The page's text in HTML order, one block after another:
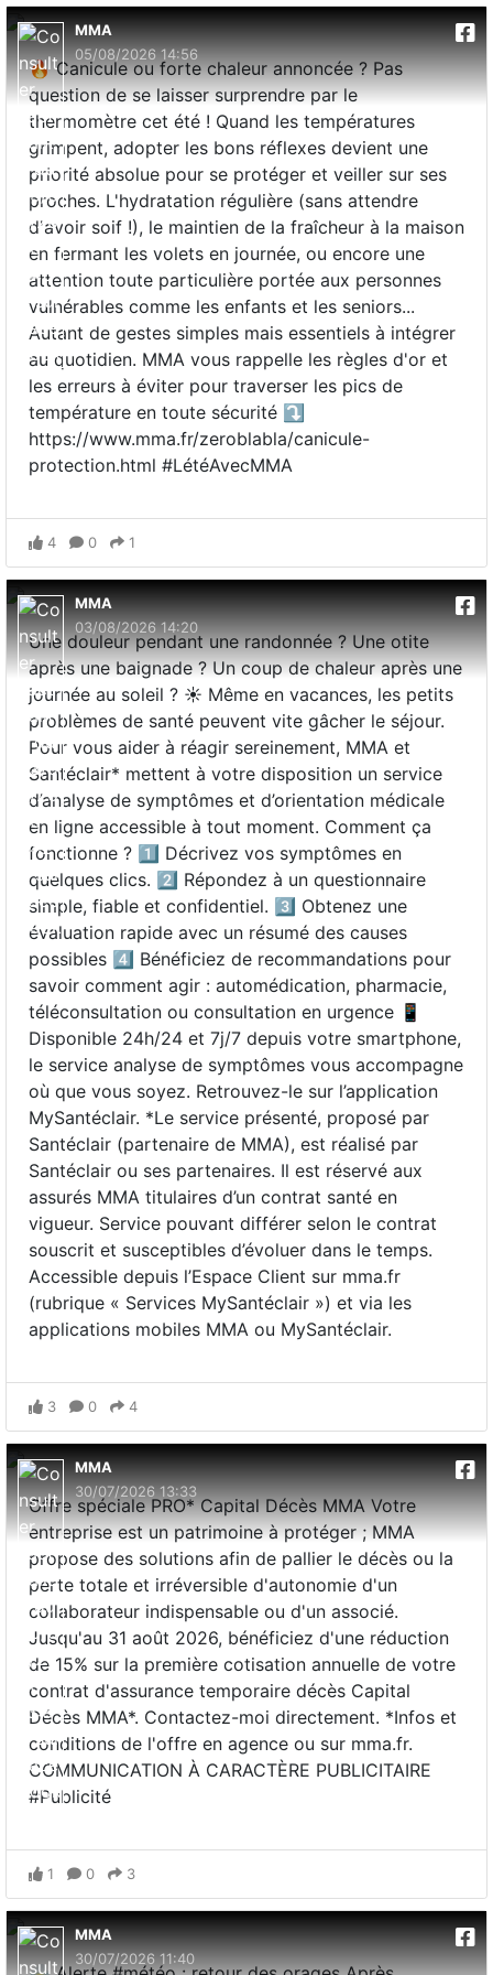
MMA
05/08/2026 14:56
🔥 Canicule ou forte chaleur annoncée ? Pas
question de se laisser surprendre par le
thermomètre cet été ! Quand les températures
grimpent, adopter les bons réflexes devient une
priorité absolue pour se protéger et veiller sur ses
proches. L'hydratation régulière (sans attendre
d'avoir soif !), le maintien de la fraîcheur à la maison
en fermant les volets en journée, ou encore une
attention toute particulière portée aux personnes
vulnérables comme les enfants et les seniors...
Autant de gestes simples mais essentiels à intégrer
au quotidien. MMA vous rappelle les règles d'or et
les erreurs à éviter pour traverser les pics de
température en toute sécurité ⤵️
https://www.mma.fr/zeroblabla/canicule-
protection.html #LétéAvecMMA
4 0 1
MMA
03/08/2026 14:20
Une douleur pendant une randonnée ? Une otite
après une baignade ? Un coup de chaleur après une
journée au soleil ? ☀️ Même en vacances, les petits
problèmes de santé peuvent vite gâcher le séjour.
Pour vous aider à réagir sereinement, MMA et
Santéclair* mettent à votre disposition un service
d’analyse de symptômes et d’orientation médicale
en ligne accessible à tout moment. Comment ça
fonctionne ? 1️⃣ Décrivez vos symptômes en
quelques clics. 2️⃣ Répondez à un questionnaire
simple, fiable et confidentiel. 3️⃣ Obtenez une
évaluation rapide avec un résumé des causes
possibles 4️⃣ Bénéficiez de recommandations pour
savoir comment agir : automédication, pharmacie,
téléconsultation ou consultation en urgence 📱
Disponible 24h/24 et 7j/7 depuis votre smartphone,
le service analyse de symptômes vous accompagne
où que vous soyez. Retrouvez-le sur l’application
MySantéclair. *Le service présenté, proposé par
Santéclair (partenaire de MMA), est réalisé par
Santéclair ou ses partenaires. Il est réservé aux
assurés MMA titulaires d’un contrat santé en
vigueur. Service pouvant différer selon le contrat
souscrit et susceptibles d’évoluer dans le temps.
Accessible depuis l’Espace Client sur mma.fr
(rubrique « Services MySantéclair ») et via les
applications mobiles MMA ou MySantéclair.
3 0 4
MMA
30/07/2026 13:33
Offre spéciale PRO* Capital Décès MMA Votre
entreprise est un patrimoine à protéger ; MMA
propose des solutions afin de pallier le décès ou la
perte totale et irréversible d'autonomie d'un
collaborateur indispensable ou d'un associé.
Jusqu'au 31 août 2026, bénéficiez d'une réduction
de 15% sur la première cotisation annuelle de votre
contrat d'assurance temporaire décès Capital
Décès MMA*. Contactez-moi directement. *Infos et
conditions de l'offre en agence ou sur mma.fr.
COMMUNICATION À CARACTÈRE PUBLICITAIRE
#Publicité
1 0 3
MMA
30/07/2026 11:40